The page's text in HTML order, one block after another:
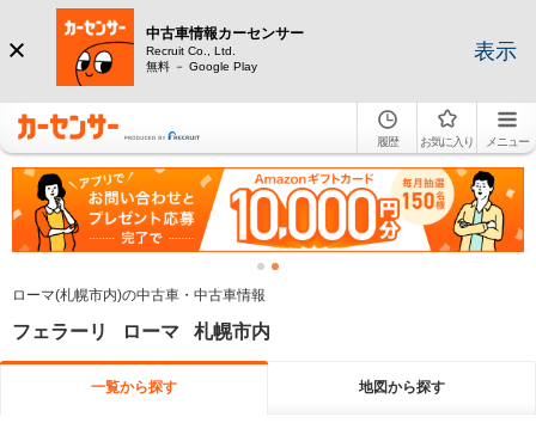
中古車情報カーセンサー
Recruit Co., Ltd.
無料 － Google Play
表示
履歴 お気に入り メニュー
ローマ(札幌市内)の中古車・中古車情報
フェラーリ ローマ 札幌市内
一覧から探す 地図から探す